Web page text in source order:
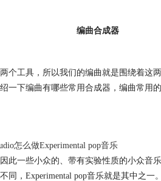
编曲合成器
个工具，所以我们的编曲就是围绕着这
一下编曲有哪些常用合成器，编曲常用
怎么做Experimental pop音乐
此一些小众的、带有实验性质的小众音
，Experimental pop音乐就是其中之一